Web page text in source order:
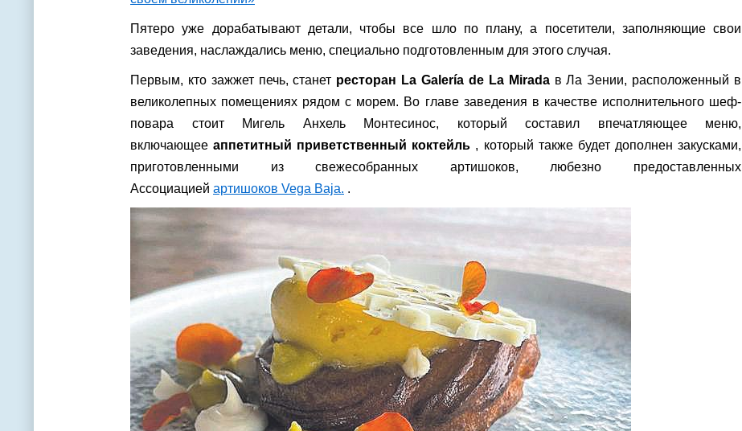
Пятеро уже дорабатывают детали, чтобы все шло по плану, а посетители, заполняющие свои
заведения, наслаждались меню, специально подготовленным для этого случая.
Первым, кто зажжет печь, станет ресторан La Galería de La Miradaв Ла Зении, расположенный в
великолепных помещениях рядом с морем. Во главе заведения в качестве исполнительного шеф-
повара стоит Мигель Анхель Монтесинос, который составил впечатляющее меню,
включающееаппетитный приветственный коктейль , который также будет дополнен закусками,
приготовленными из свежесобранных артишоков, любезно предоставленных
Ассоциацией артишоков Vega Baja. .